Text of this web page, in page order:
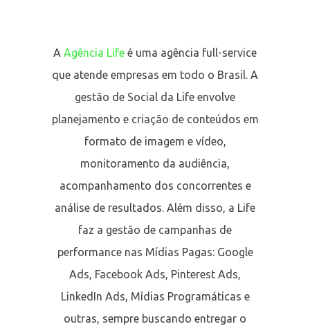
A Agência Life é uma agência full-service
que atende empresas em todo o Brasil. A
gestão de Social da Life envolve
planejamento e criação de conteúdos em
formato de imagem e vídeo,
monitoramento da audiência,
acompanhamento dos concorrentes e
análise de resultados. Além disso, a Life
faz a gestão de campanhas de
performance nas Mídias Pagas: Google
Ads, Facebook Ads, Pinterest Ads,
LinkedIn Ads, Mídias Programáticas e
outras, sempre buscando entregar o